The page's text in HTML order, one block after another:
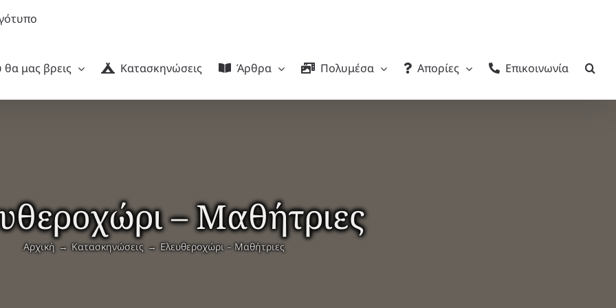
μας βρεις
Κατασκηνώσεις Άρθρα Πολυμέσα Απορίες Επικοινωνία
– Μαθήτριες
Αρχική Κατασκηνώσεις Ελευθεροχώρι – Μαθήτριες